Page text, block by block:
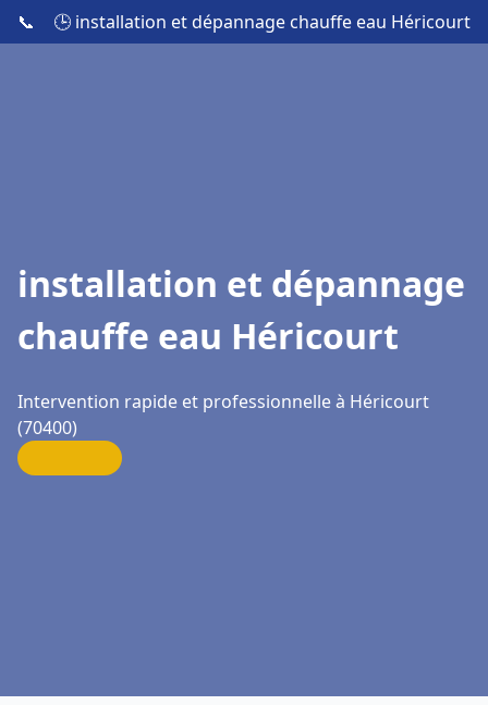
📞 🕒 installation et dépannage chauffe eau Héricourt
installation et dépannage
chauffe eau Héricourt
Intervention rapide et professionnelle à Héricourt
(70400)